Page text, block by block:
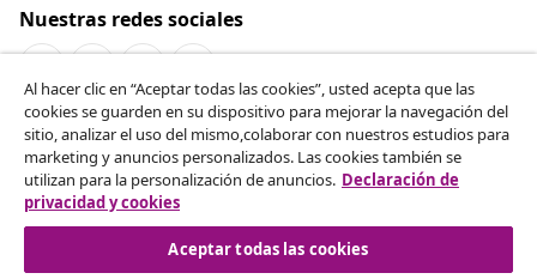
Nuestras redes sociales
Desistir del contrato
Solicita la cancelación de tu pedido.
Desistir del contrato
Al hacer clic en “Aceptar todas las cookies”, usted acepta que las
cookies se guarden en su dispositivo para mejorar la navegación del
sitio, analizar el uso del mismo,colaborar con nuestros estudios para
marketing y anuncios personalizados. Las cookies también se
utilizan para la personalización de anuncios. Declaración de
privacidad y cookies
Aceptar todas las cookies